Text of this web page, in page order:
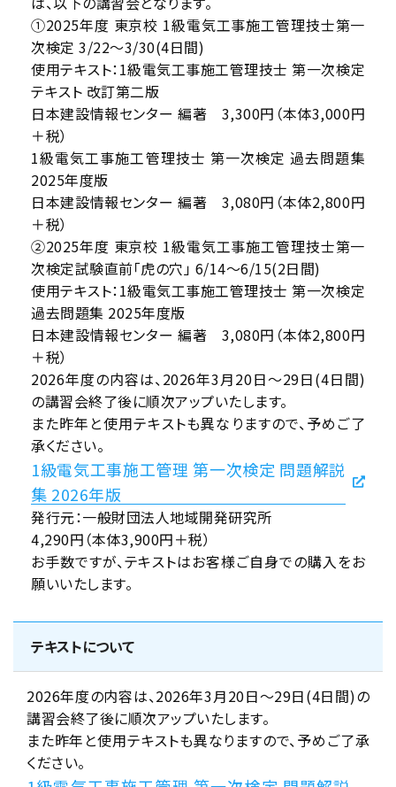
➀2025年度 東京校 1級電気工事施工管理技士第一
次検定 3/22～3/30(4日間)
使用テキスト：1級電気工事施工管理技士 第一次検定
テキスト 改訂第二版
日本建設情報センター 編著 3,300円（本体3,000円
＋税）
1級電気工事施工管理技士 第一次検定 過去問題集
2025年度版
日本建設情報センター 編著 3,080円（本体2,800円
＋税）
➁2025年度 東京校 1級電気工事施工管理技士第一
次検定試験直前「虎の穴」 6/14～6/15(2日間)
使用テキスト：1級電気工事施工管理技士 第一次検定
過去問題集 2025年度版
日本建設情報センター 編著 3,080円（本体2,800円
＋税）
2026年度の内容は、2026年3月20日～29日(4日間)
の講習会終了後に順次アップいたします。
また昨年と使用テキストも異なりますので、予めご了
承ください。
1級電気工事施工管理 第一次検定 問題解説
集 2026年版
発行元：一般財団法人地域開発研究所
4,290円（本体3,900円＋税）
お手数ですが、テキストはお客様ご自身での購入をお
願いいたします。
テキストについて
2026年度の内容は、2026年3月20日～29日(4日間)の
講習会終了後に順次アップいたします。
また昨年と使用テキストも異なりますので、予めご了承
ください。